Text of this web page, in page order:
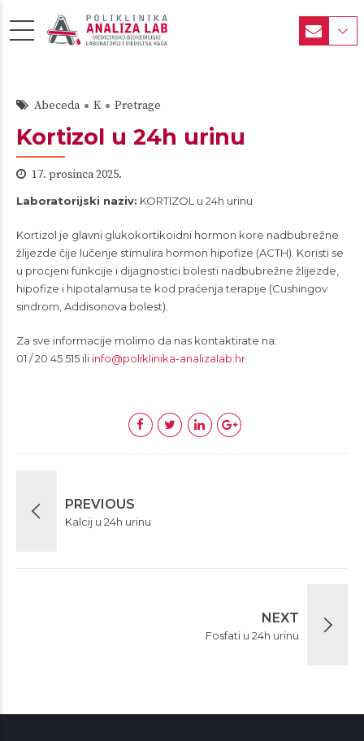
Abeceda K Pretrage
Kortizol u 24h urinu
17. prosinca 2025.
Laboratorijski naziv: KORTIZOL u 24h urinu
Kortizol je glavni glukokortikoidni hormon kore nadbubrežne
žlijezde čije lučenje stimulira hormon hipofize (ACTH). Koristi se
u procjeni funkcije i dijagnostici bolesti nadbubrežne žlijezde,
hipofize i hipotalamusa te kod praćenja terapije (Cushingov
sindrom, Addisonova bolest).
Za sve informacije molimo da nas kontaktirate na:
01 / 20 45 515 ili info@poliklinika-analizalab.hr
PREVIOUS
Kalcij u 24h urinu
NEXT
Fosfati u 24h urinu